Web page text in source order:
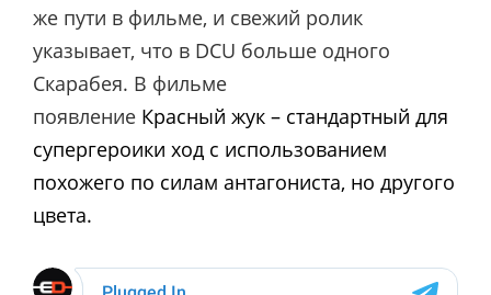
же пути в фильме, и свежий ролик
указывает, что в DCU больше одного
Скарабея. В фильме
появление Красный жук – стандартный для
супергероики ход с использованием
похожего по силам антагониста, но другого
цвета.